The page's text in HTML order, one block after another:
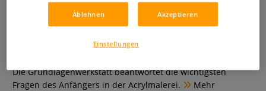
Grundlagenwerkstatt:
Acrylfarben richtig anwenden
0 Bewertungen
Die Grundlagenwerkstatt beantwortet die wichtigsten
Fragen des Anfängers in der Acrylmalerei.
Mehr
Ablehnen Akzeptieren
Einstellungen